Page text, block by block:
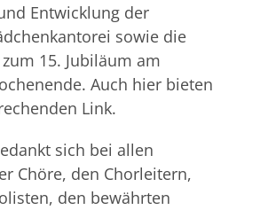
Entwicklung der
sowie die
15. Jubiläum am
Auch hier bieten
Link.
sich bei allen
Chöre, den Chorleitern,
den bewährten